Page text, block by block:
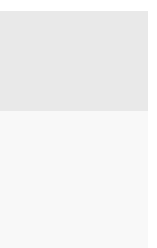
ーもご用意いた
別なメンテナ
ピストによる細
ケアいたしま
式LINEまたはE
し上げます。